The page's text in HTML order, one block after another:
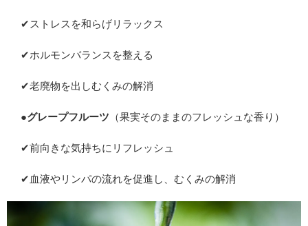
✔ストレスを和らげリラックス
✔ホルモンバランスを整える
✔老廃物を出しむくみの解消
●グレープフルーツ （果実そのままのフレッシュな香り）
✔前向きな気持ちにリフレッシュ
✔血液やリンパの流れを促進し、むくみの解消